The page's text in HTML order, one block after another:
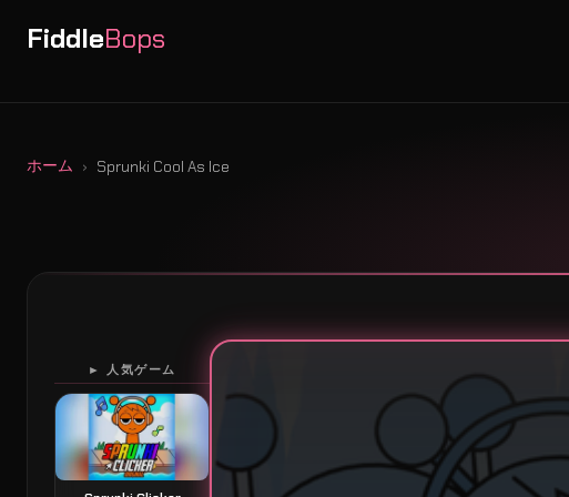
FiddleBops
ホーム Sprunki Cool As Ice
► 人気ゲーム